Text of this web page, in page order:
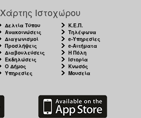
Χάρτης Ιστοχώρου
Δελτία Τύπου
Ανακοινώσεις
Διαγωνισμοί
Προσλήψεις
Διαβουλεύσεις
Εκδηλώσεις
Ο Δήμος
Υπηρεσίες
Κ.Ε.Π.
Τηλέφωνα
e-Υπηρεσίες
e-Αιτήματα
Η Πόλη
Ιστορία
Κνωσός
Μουσεία